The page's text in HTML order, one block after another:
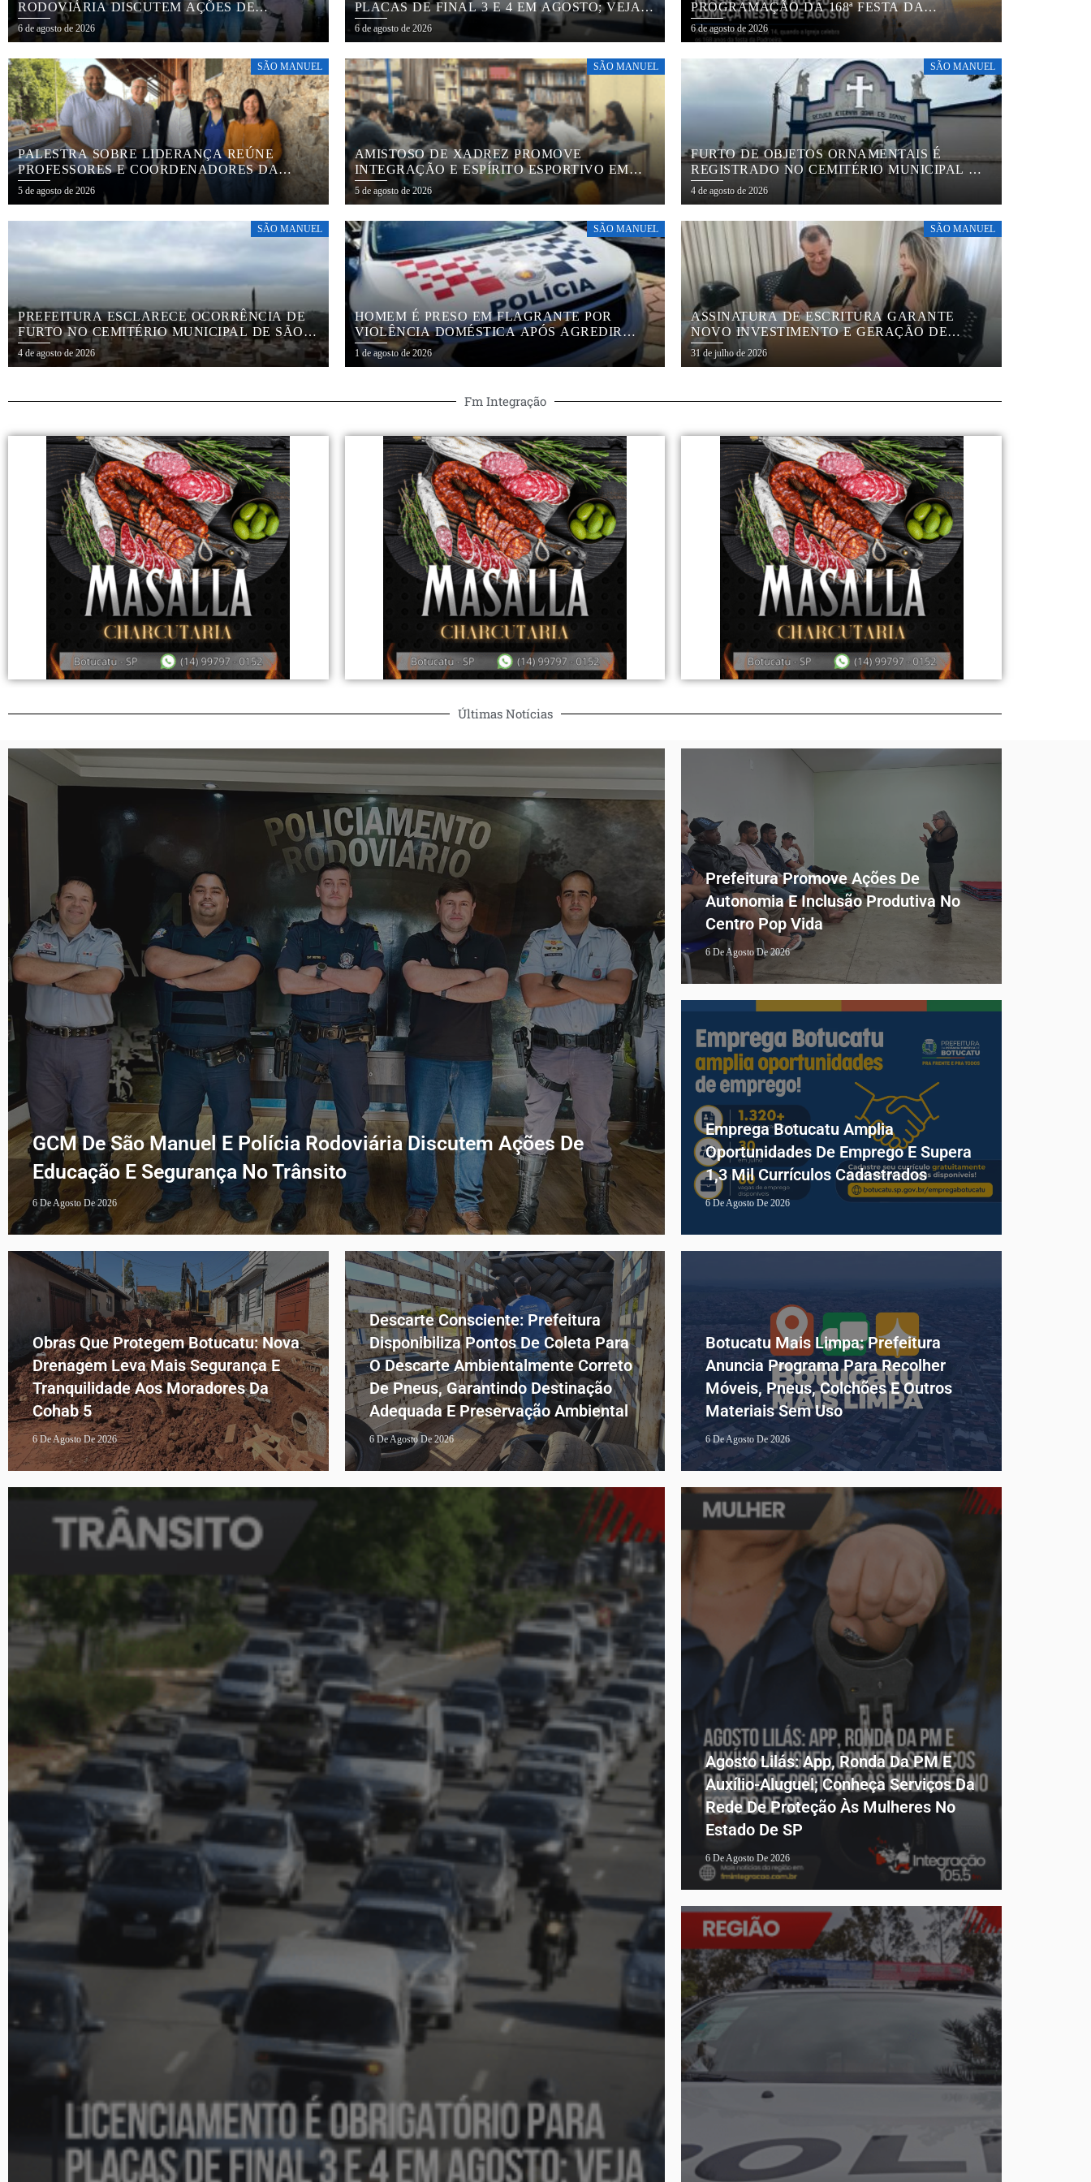
RODOVIÁRIA DISCUTEM AÇÕES DE
EDUCAÇÃO E SEGURANÇA NO TRÂNSITO
6 de agosto de 2026
PLACAS DE FINAL 3 E 4 EM AGOSTO; VEJA
CALENDÁRIO
6 de agosto de 2026
PROGRAMAÇÃO DA 168ª FESTA DA
ASSUNÇÃO DE NOSSA SENHORA AO CÉU
EM APARECIDA DE SÃO MANUEL
6 de agosto de 2026
SÃO MANUEL
PALESTRA SOBRE LIDERANÇA REÚNE
PROFESSORES E COORDENADORES DA
REDE MUNICIPAL
5 de agosto de 2026
SÃO MANUEL
AMISTOSO DE XADREZ PROMOVE
INTEGRAÇÃO E ESPÍRITO ESPORTIVO EM
SÃO MANUEL
5 de agosto de 2026
SÃO MANUEL
FURTO DE OBJETOS ORNAMENTAIS É
REGISTRADO NO CEMITÉRIO MUNICIPAL DE
SÃO MANUEL
4 de agosto de 2026
SÃO MANUEL
PREFEITURA ESCLARECE OCORRÊNCIA DE
FURTO NO CEMITÉRIO MUNICIPAL DE SÃO
MANUEL
4 de agosto de 2026
SÃO MANUEL
HOMEM É PRESO EM FLAGRANTE POR
VIOLÊNCIA DOMÉSTICA APÓS AGREDIR
COMPANHEIRA EM SÃO MANUEL
1 de agosto de 2026
SÃO MANUEL
ASSINATURA DE ESCRITURA GARANTE
NOVO INVESTIMENTO E GERAÇÃO DE
EMPREGOS EM SÃO MANUEL
31 de julho de 2026
Fm Integração
Últimas Notícias
GCM De São Manuel E Polícia Rodoviária Discutem Ações De
Educação E Segurança No Trânsito
6 De Agosto De 2026
Prefeitura Promove Ações De
Autonomia E Inclusão Produtiva No
Centro Pop Vida
6 De Agosto De 2026
Emprega Botucatu Amplia
Oportunidades De Emprego E Supera
1,3 Mil Currículos Cadastrados
6 De Agosto De 2026
Obras Que Protegem Botucatu: Nova
Drenagem Leva Mais Segurança E
Tranquilidade Aos Moradores Da
Cohab 5
6 De Agosto De 2026
Descarte Consciente: Prefeitura
Disponibiliza Pontos De Coleta Para
O Descarte Ambientalmente Correto
De Pneus, Garantindo Destinação
Adequada E Preservação Ambiental
6 De Agosto De 2026
Botucatu Mais Limpa: Prefeitura
Anuncia Programa Para Recolher
Móveis, Pneus, Colchões E Outros
Materiais Sem Uso
6 De Agosto De 2026
Agosto Lilás: App, Ronda Da PM E
Auxílio-Aluguel; Conheça Serviços Da
Rede De Proteção Às Mulheres No
Estado De SP
6 De Agosto De 2026